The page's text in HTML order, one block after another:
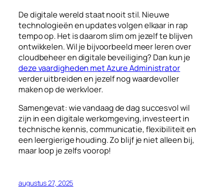
De digitale wereld staat nooit stil. Nieuwe
technologieën en updates volgen elkaar in rap
tempo op. Het is daarom slim om jezelf te blijven
ontwikkelen. Wil je bijvoorbeeld meer leren over
cloudbeheer en digitale beveiliging? Dan kun je
deze vaardigheden met Azure Administrator
verder uitbreiden en jezelf nog waardevoller
maken op de werkvloer.
Samengevat: wie vandaag de dag succesvol wil
zijn in een digitale werkomgeving, investeert in
technische kennis, communicatie, flexibiliteit en
een leergierige houding. Zo blijf je niet alleen bij,
maar loop je zelfs voorop!
augustus 27, 2025